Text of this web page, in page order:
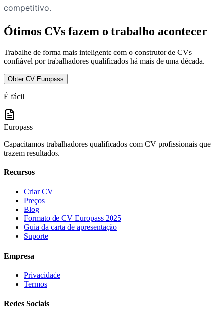
competitivo.
Ótimos CVs fazem o trabalho acontecer
Trabalhe de forma mais inteligente com o construtor de CVs
confiável por trabalhadores qualificados há mais de uma década.
Obter CV Europass
É fácil
Europass
Capacitamos trabalhadores qualificados com CV profissionais que
trazem resultados.
Recursos
Criar CV
Preços
Blog
Formato de CV Europass 2025
Guia da carta de apresentação
Suporte
Empresa
Privacidade
Termos
Redes Sociais